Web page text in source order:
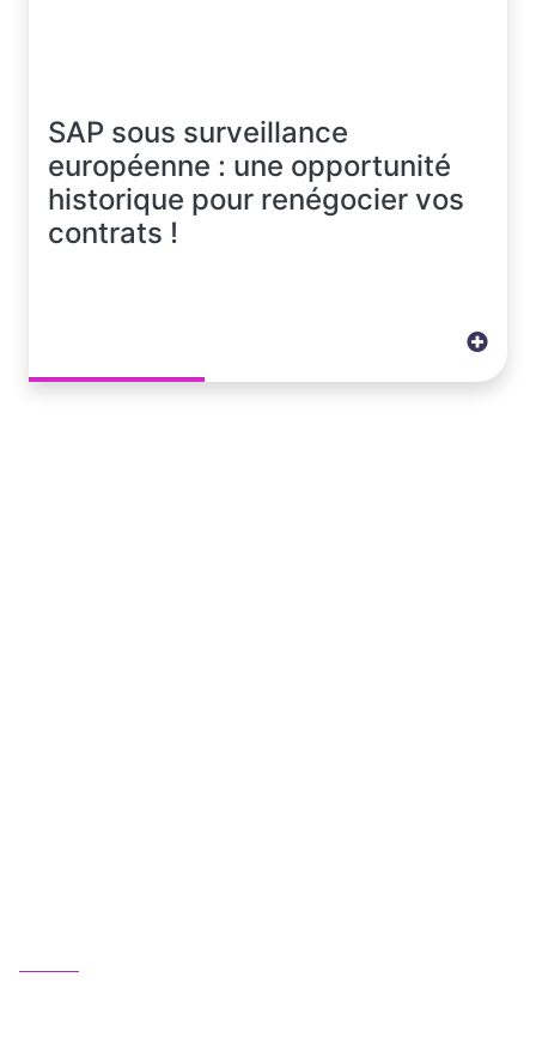
SAP sous surveillance
européenne : une opportunité
historique pour renégocier vos
contrats !